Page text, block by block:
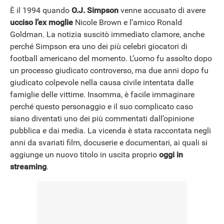
NEWS
È il 1994 quando O.J. Simpson venne accusato di avere
ucciso l’ex moglie Nicole Brown e l’amico Ronald
Goldman. La notizia suscitò immediato clamore, anche
perché Simpson era uno dei più celebri giocatori di
football americano del momento. L’uomo fu assolto dopo
un processo giudicato controverso, ma due anni dopo fu
giudicato colpevole nella causa civile intentata dalle
famiglie delle vittime. Insomma, è facile immaginare
perché questo personaggio e il suo complicato caso
siano diventati uno dei più commentati dall’opinione
pubblica e dai media. La vicenda è stata raccontata negli
anni da svariati film, docuserie e documentari, ai quali si
aggiunge un nuovo titolo in uscita proprio oggi in
streaming.